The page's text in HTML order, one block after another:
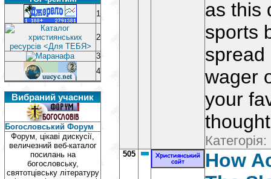
1
2
3
4
Вибраний учасник
Богословський Форум
Форум, цікаві дискусії,
величезний веб-каталог
посилань на
богословську,
святотцівську літературу
as this
sports
spread
wager
your
Категорія:
505
How